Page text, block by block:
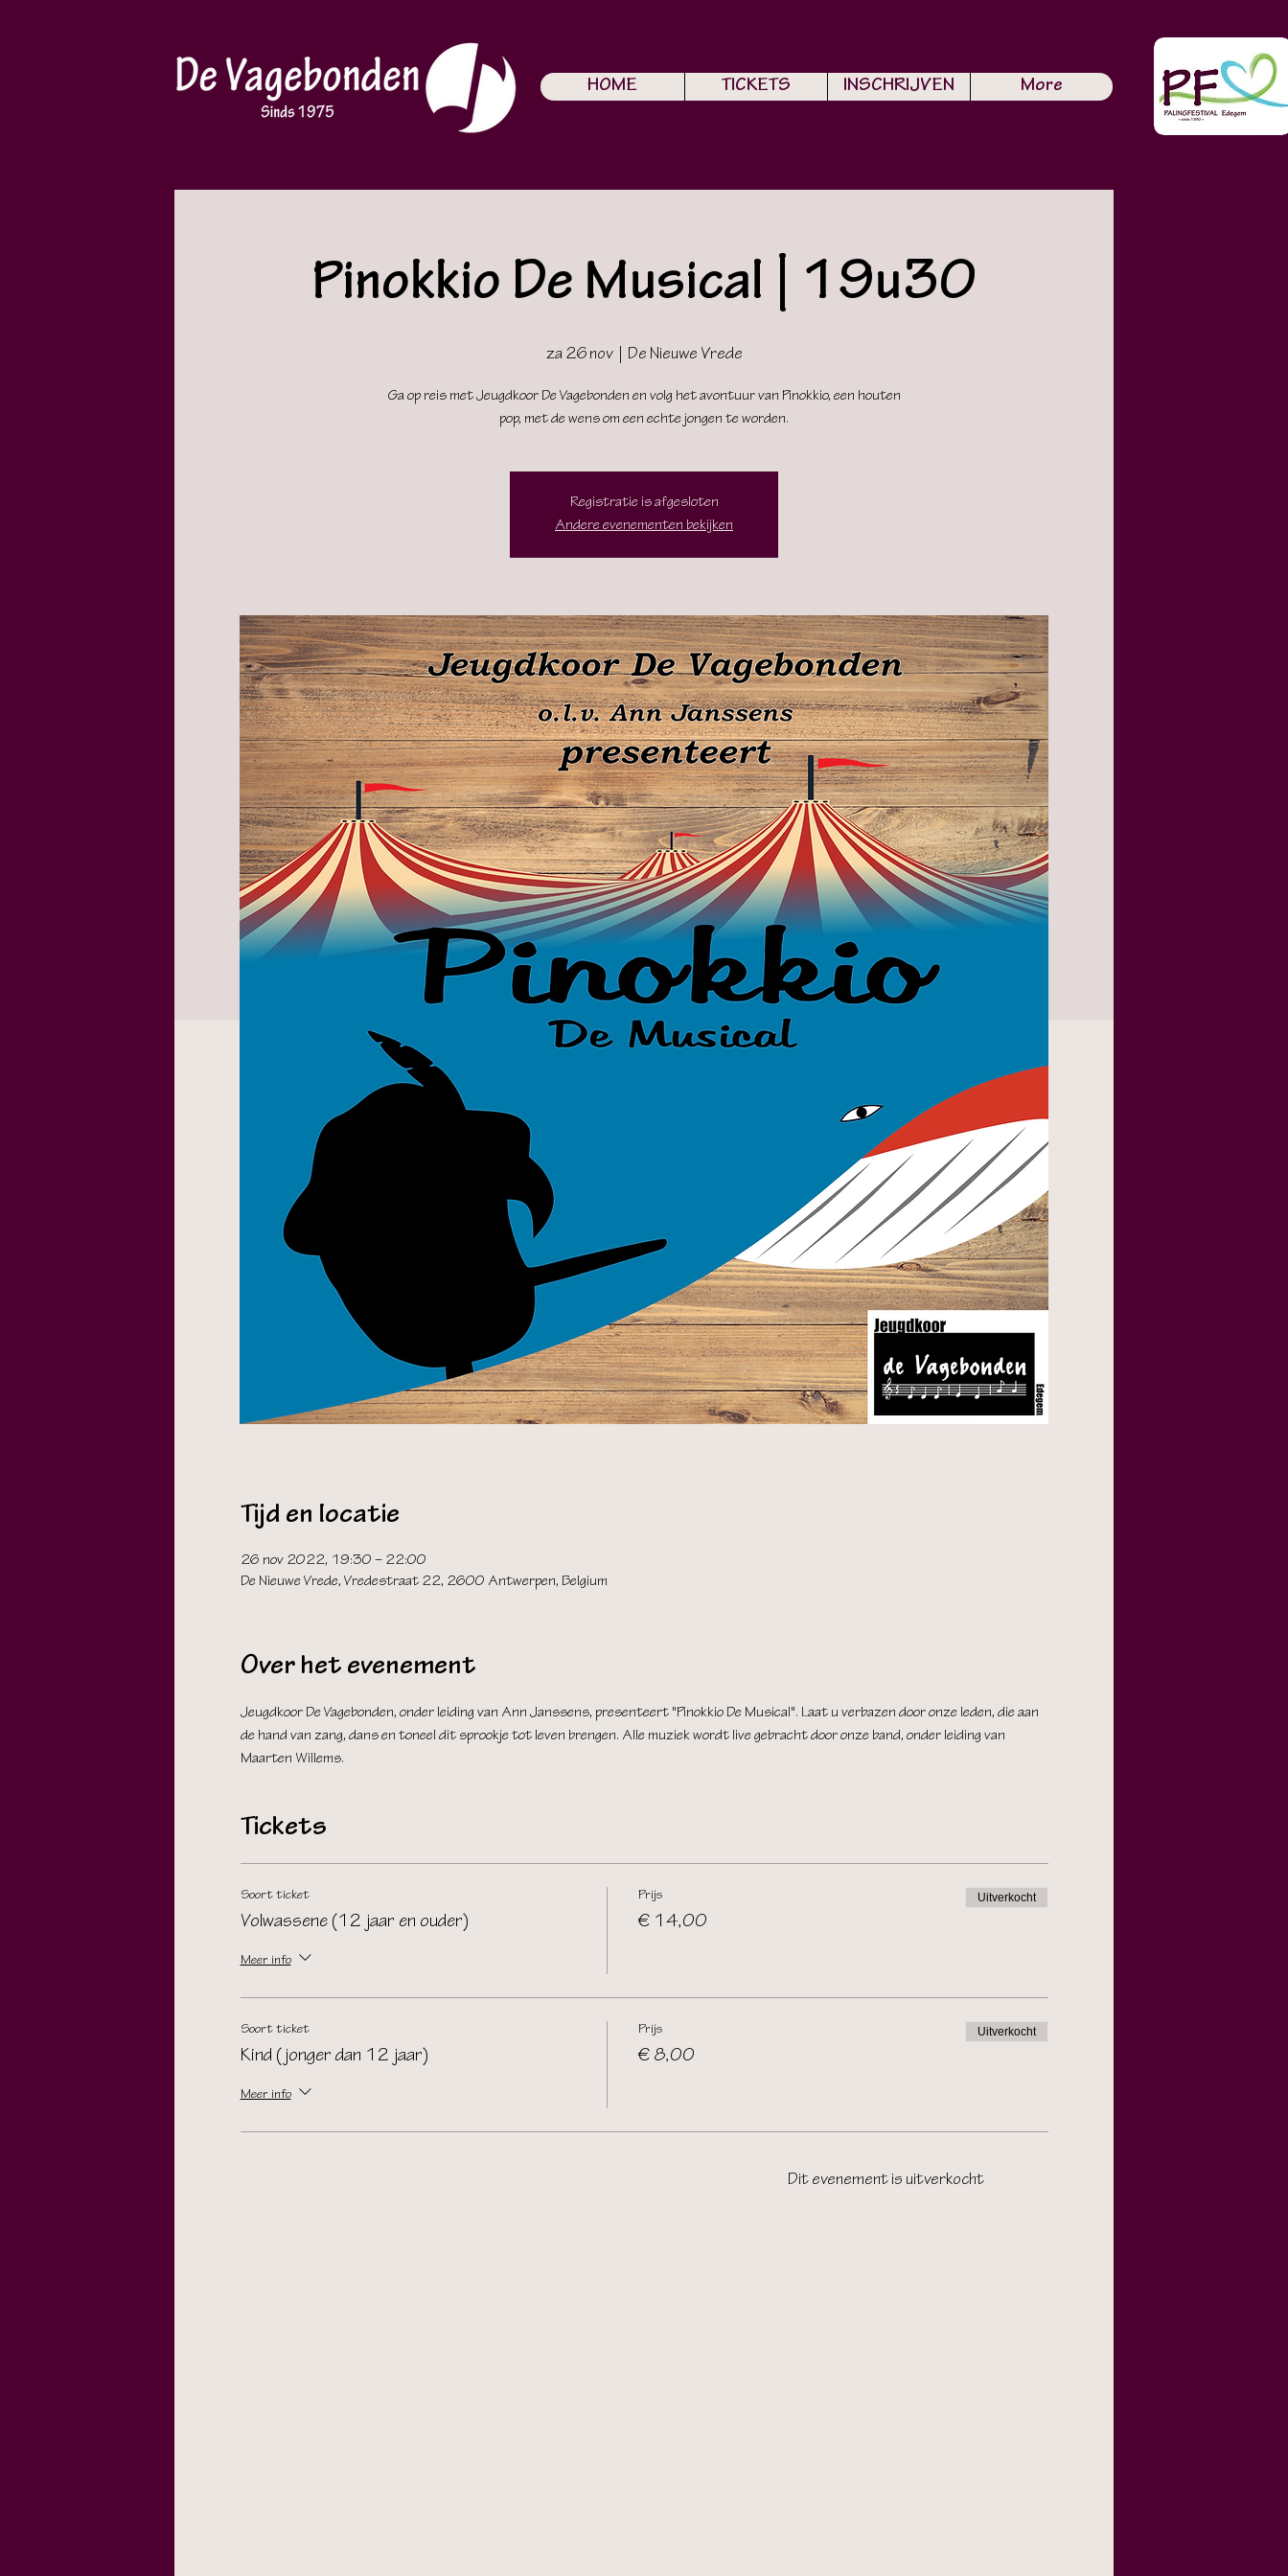
HOME TICKETS INSCHRIJVEN More
Pinokkio De Musical | 19u30
za 26 nov
  |
De Nieuwe Vrede
Ga op reis met Jeugdkoor De Vagebonden en volg het avontuur van Pinokkio, een houten
pop, met de wens om een echte jongen te worden.
Registratie is afgesloten
Andere evenementen bekijken
Tijd en locatie
26 nov 2022, 19:30 – 22:00
De Nieuwe Vrede, Vredestraat 22, 2600 Antwerpen, Belgium
Over het evenement
Jeugdkoor De Vagebonden, onder leiding van Ann Janssens, presenteert "Pinokkio De Musical". Laat u verbazen door onze leden, die aan
de hand van zang, dans en toneel dit sprookje tot leven brengen. Alle muziek wordt live gebracht door onze band, onder leiding van
Maarten Willems.
Tickets
Soort ticket
Volwassene (12 jaar en ouder)
Meer info
Prijs
€ 14,00
Uitverkocht
Soort ticket
Kind (jonger dan 12 jaar)
Meer info
Prijs
€ 8,00
Uitverkocht
Dit evenement is uitverkocht